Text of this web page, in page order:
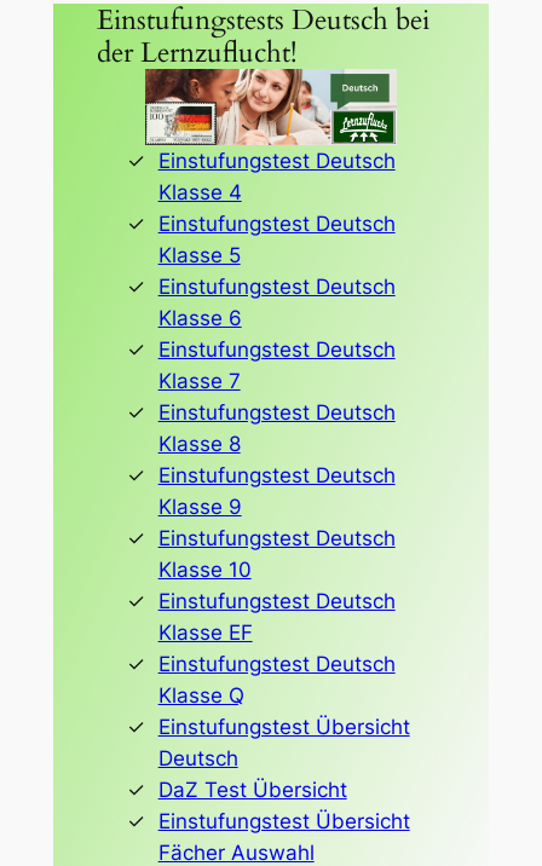
Einstufungstests Deutsch bei
der Lernzuflucht!
Einstufungstest Deutsch
Klasse 4
Einstufungstest Deutsch
Klasse 5
Einstufungstest Deutsch
Klasse 6
Einstufungstest Deutsch
Klasse 7
Einstufungstest Deutsch
Klasse 8
Einstufungstest Deutsch
Klasse 9
Einstufungstest Deutsch
Klasse 10
Einstufungstest Deutsch
Klasse EF
Einstufungstest Deutsch
Klasse Q
Einstufungstest Übersicht
Deutsch
DaZ Test Übersicht
Einstufungstest Übersicht
Fächer Auswahl